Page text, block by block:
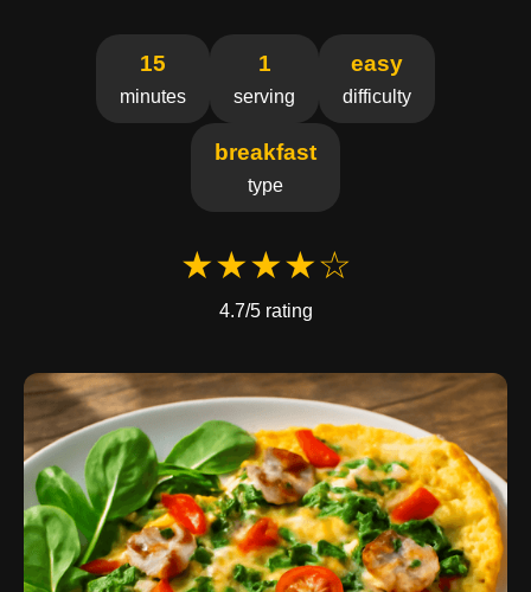
15
minutes
1
serving
easy
difficulty
breakfast
type
★★★★☆
4.7/5 rating